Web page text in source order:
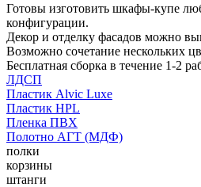
Готовы изготовить шкафы-купе
конфигурации.
Декор и отделку фасадов можно
Возможно сочетание нескольких
Бесплатная сборка в течение 1-2
ЛДСП
Пластик Alvic Luxe
Пластик HPL
Пленка ПВХ
Полотно АГТ (МДФ)
полки
корзины
штанги